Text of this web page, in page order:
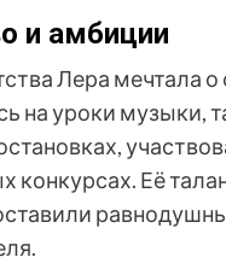
и амбиции
Лера мечтала о
на уроки музыки,
конкурсах. Её